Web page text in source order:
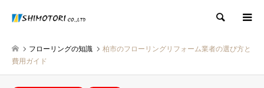
検索
フローリングの知識
柏市のフローリングリフォーム業者の選び方と
費用ガイド